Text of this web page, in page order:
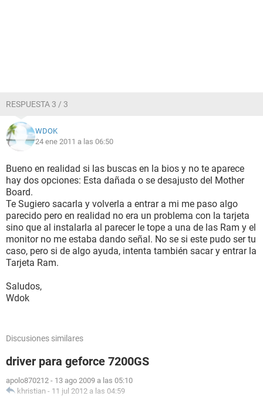
RESPUESTA 3 / 3
WDOK
24 ene 2011 a las 06:50
Bueno en realidad si las buscas en la bios y no te aparece
hay dos opciones: Esta dañada o se desajusto del Mother
Board.
Te Sugiero sacarla y volverla a entrar a mi me paso algo
parecido pero en realidad no era un problema con la tarjeta
sino que al instalarla al parecer le tope a una de las Ram y el
monitor no me estaba dando señal. No se si este pudo ser tu
caso, pero si de algo ayuda, intenta también sacar y entrar la
Tarjeta Ram.
Saludos,
Wdok
Discusiones similares
driver para geforce 7200GS
apolo870212 - 13 ago 2009 a las 05:10
khristian - 11 jul 2012 a las 04:59